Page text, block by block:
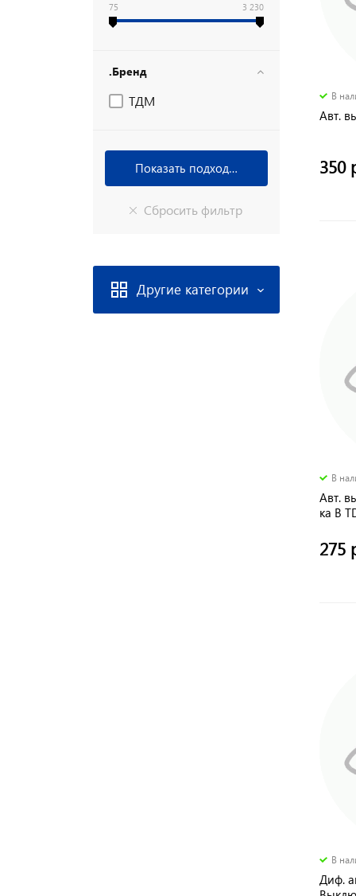
75 3 230
.Бренд
ТДМ
Другие категории
В
Авт.
350
В
Авт.
ка В
275
В
Диф.